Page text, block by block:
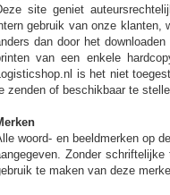
site geniet
gebruik van onze klanten,
dan door het
van een enkele
is het niet
zenden of beschikbaar te
woord- en beeldmerken op
Zonder
te maken van deze